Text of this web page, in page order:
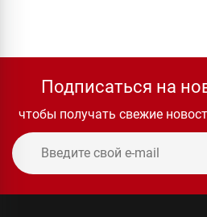
Подписаться на
чтобы получать свежие